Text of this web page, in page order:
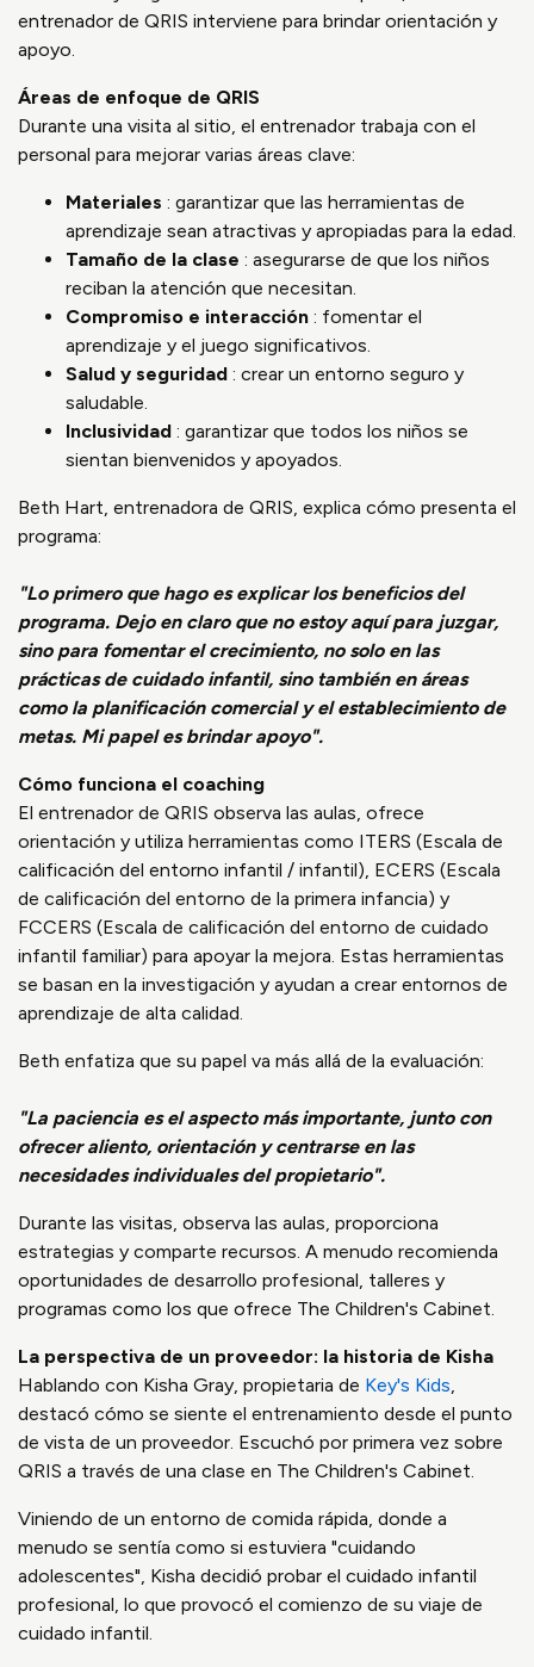
entrenador de QRIS interviene para brindar orientación y
apoyo.
Áreas de enfoque de QRIS
Durante una visita al sitio, el entrenador trabaja con el
personal para mejorar varias áreas clave:
Materiales : garantizar que las herramientas de
aprendizaje sean atractivas y apropiadas para la edad.
Tamaño de la clase : asegurarse de que los niños
reciban la atención que necesitan.
Compromiso e interacción : fomentar el
aprendizaje y el juego significativos.
Salud y seguridad : crear un entorno seguro y
saludable.
Inclusividad : garantizar que todos los niños se
sientan bienvenidos y apoyados.
Beth Hart, entrenadora de QRIS, explica cómo presenta el
programa:
"Lo primero que hago es explicar los beneficios del
programa. Dejo en claro que no estoy aquí para juzgar,
sino para fomentar el crecimiento, no solo en las
prácticas de cuidado infantil, sino también en áreas
como la planificación comercial y el establecimiento de
metas. Mi papel es brindar apoyo".
Cómo funciona el coaching
El entrenador de QRIS observa las aulas, ofrece
orientación y utiliza herramientas como ITERS (Escala de
calificación del entorno infantil / infantil), ECERS (Escala
de calificación del entorno de la primera infancia) y
FCCERS (Escala de calificación del entorno de cuidado
infantil familiar) para apoyar la mejora. Estas herramientas
se basan en la investigación y ayudan a crear entornos de
aprendizaje de alta calidad.
Beth enfatiza que su papel va más allá de la evaluación:
"La paciencia es el aspecto más importante, junto con
ofrecer aliento, orientación y centrarse en las
necesidades individuales del propietario".
Durante las visitas, observa las aulas, proporciona
estrategias y comparte recursos. A menudo recomienda
oportunidades de desarrollo profesional, talleres y
programas como los que ofrece The Children's Cabinet.
La perspectiva de un proveedor: la historia de Kisha
Hablando con Kisha Gray, propietaria de Key's Kids
destacó cómo se siente el entrenamiento desde el punto
de vista de un proveedor. Escuchó por primera vez sobre
QRIS a través de una clase en The Children's Cabinet.
Viniendo de un entorno de comida rápida, donde a
menudo se sentía como si estuviera "cuidando
adolescentes", Kisha decidió probar el cuidado infantil
profesional, lo que provocó el comienzo de su viaje de
cuidado infantil.